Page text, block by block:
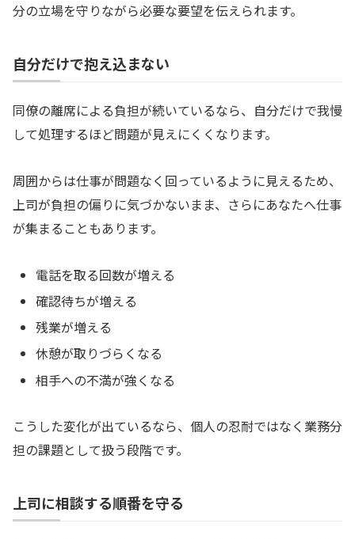
分の立場を守りながら必要な要望を伝えられます。
自分だけで抱え込まない
同僚の離席による負担が続いているなら、自分だけで我慢
して処理するほど問題が見えにくくなります。
周囲からは仕事が問題なく回っているように見えるため、
上司が負担の偏りに気づかないまま、さらにあなたへ仕事
が集まることもあります。
電話を取る回数が増える
確認待ちが増える
残業が増える
休憩が取りづらくなる
相手への不満が強くなる
こうした変化が出ているなら、個人の忍耐ではなく業務分
担の課題として扱う段階です。
上司に相談する順番を守る